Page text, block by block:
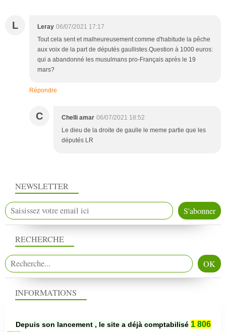
L Leray 06/07/2021 17:17
Tout cela sent et malheureusement comme d'habitude la pêche
aux voix de la part de députés gaullistes.Question à 1000 euros:
qui a abandonné les musulmans pro-Français après le 19
mars?
Répondre
C Chelli amar 06/07/2021 18:52
Le dieu de la droite de gaulle le meme partie que les
députés LR
NEWSLETTER
RECHERCHE
INFORMATIONS
Depuis son lancement , le site a déjà comptabilisé 1 806